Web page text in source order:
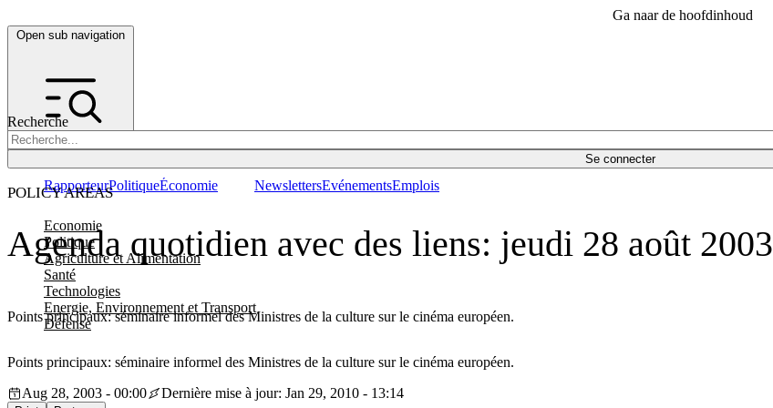
Ga naar de hoofdinhoud
Open sub navigation
Recherche
Se connecter
POLICY AREAS
Economie
Politique
Agriculture et Alimentation
Santé
Technologies
Energie, Environnement et Transport
Défense
RapporteurPolitiqueÉconomie NewslettersEvénementsEmplois
Agenda quotidien avec des liens: jeudi 28 août 2003
Points principaux: séminaire informel des Ministres de la culture sur le cinéma européen.
Points principaux: séminaire informel des Ministres de la culture sur le cinéma européen.
Aug 28, 2003 - 00:00
Dernière mise à jour: Jan 29, 2010 - 13:14